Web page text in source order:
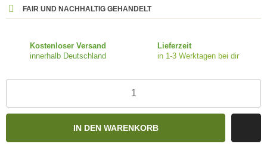
FAIR UND NACHHALTIG GEHANDELT
Kostenloser Versand
innerhalb Deutschland
Lieferzeit
in 1-3 Werktagen bei dir
IN DEN WARENKORB